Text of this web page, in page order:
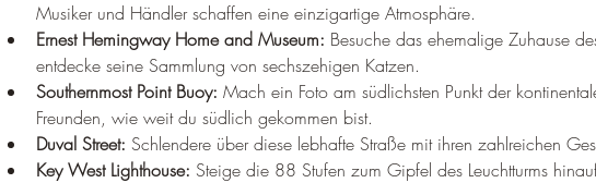
Musiker und Händler schaffen eine einzigartige Atmosphäre.
Ernest Hemingway Home and Museum: Besuche das ehemalige Zuhause
entdecke seine Sammlung von sechszehigen Katzen.
Southernmost Point Buoy: Mach ein Foto am südlichsten Punkt der
Freunden, wie weit du südlich gekommen bist.
Duval Street: Schlendere über diese lebhafte Straße mit ihren zahlreichen
Key West Lighthouse: Steige die 88 Stufen zum Gipfel des Leuchtturms